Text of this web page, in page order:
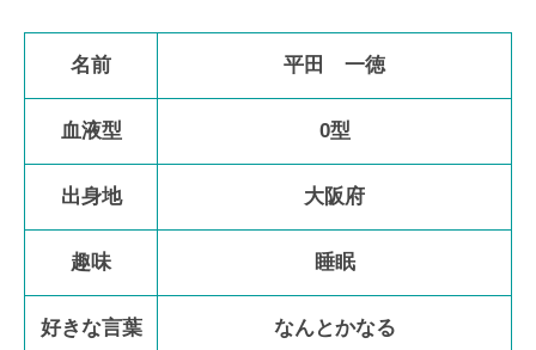
名前 平田 一徳
血液型 0型
出身地 大阪府
趣味 睡眠
好きな言葉
なんとかなる